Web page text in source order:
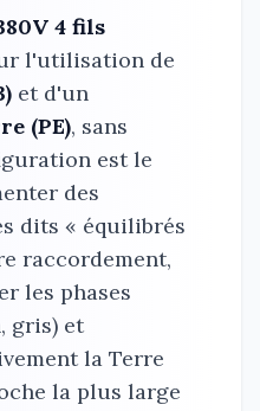
4 fils
l'utilisation de
et d'un
(PE), sans
est le
des
dits « équilibrés
raccordement,
les phases
gris) et
la Terre
la plus large